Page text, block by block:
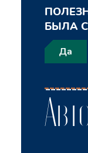
БЫЛА
Да